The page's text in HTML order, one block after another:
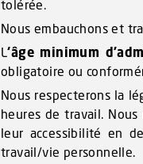
tolérée.
Nous embauchons et
L‘âge minimum
obligatoire ou
Nous respecterons la
heures de travail.
leur accessibilité en
travail/vie personnelle.